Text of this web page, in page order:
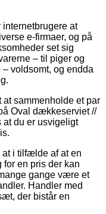
at
e-firmaer, og på
set sig
– til piger og
voldsomt, og endda
sammenholde et par
Oval dækkeserviet //
at du er usvigeligt
i tilfælde af at en
for en pris der kan
gange være et
Handler med
der bistår en